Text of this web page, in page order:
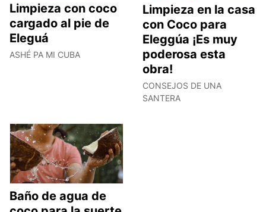
Limpieza con coco
cargado al pie de
Eleguá
ASHÉ PA MI CUBA
Limpieza en la casa
con Coco para
Eleggúa ¡Es muy
poderosa esta
obra!
CONSEJOS DE UNA
SANTERA
Baño de agua de